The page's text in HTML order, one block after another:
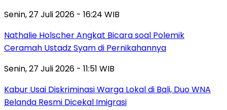
Senin, 27 Juli 2026 - 16:24 WIB
Nathalie Holscher Angkat Bicara soal Polemik
Ceramah Ustadz Syam di Pernikahannya
Senin, 27 Juli 2026 - 11:51 WIB
Kabur Usai Diskriminasi Warga Lokal di Bali, Duo WNA
Belanda Resmi Dicekal Imigrasi